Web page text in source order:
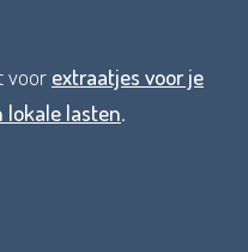
voor extraatjes voor je
lasten.